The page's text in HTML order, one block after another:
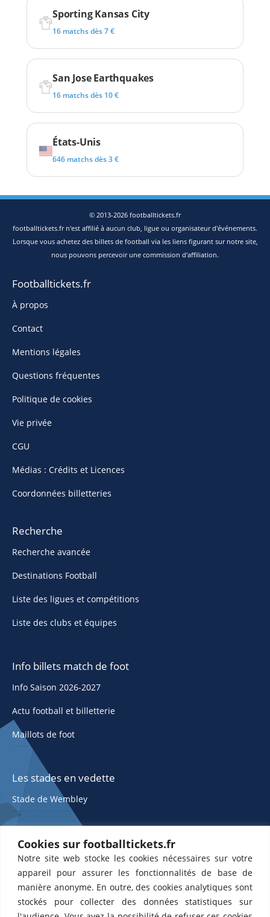
Cookies sur footballtickets.fr
Notre site web stocke les cookies nécessaires sur votre
appareil pour assurer les fonctionnalités de base de
manière anonyme. En outre, des cookies analytiques sont
stockés pour collecter des données statistiques sur
Sporting Kansas City
16 matchs dès 7 €
San Jose Earthquakes
16 matchs dès 10 €
États-Unis
646 matchs dès 3 €
© 2013-2026 footballtickets.fr
footballtickets.fr n'est affilié à aucun club, ligue ou organisateur d'événements.
Lorsque vous achetez des billets de football via les liens figurant sur notre site,
nous pouvons percevoir une commission d'affiliation.
Footballtickets.fr
À propos
Contact
Mentions légales
Questions fréquentes
Politique de cookies
Vie privée
CGU
Médias : Crédits et Licences
Coordonnées billetteries
Recherche
Recherche avancée
Destinations Football
Liste des ligues et compétitions
Liste des clubs et équipes
Info billets match de foot
Info Saison 2026-2027
Actu football et billetterie
Maillots de foot
Les stades en vedette
Stade de Wembley
ETTS 365 SL, Rambla de Catalunya 38, 8, 1, 08007 Barcelone, Espagne |